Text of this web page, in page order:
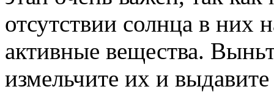
отсутствии солнца в них
активные вещества.
измельчите их и